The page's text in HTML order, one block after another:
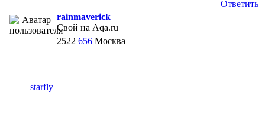
Ответить
rainmaverick
Свой на Aqa.ru
2522 656 Москва
starfly